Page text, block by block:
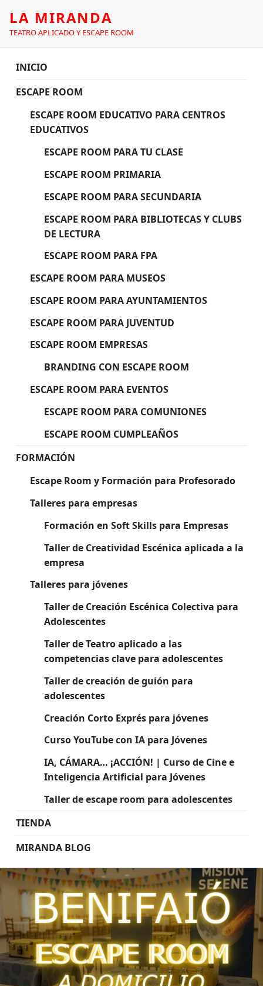
LA MIRANDA
TEATRO APLICADO Y ESCAPE ROOM
INICIO
ESCAPE ROOM
ESCAPE ROOM EDUCATIVO PARA CENTROS
EDUCATIVOS
ESCAPE ROOM PARA TU CLASE
ESCAPE ROOM PRIMARIA
ESCAPE ROOM PARA SECUNDARIA
ESCAPE ROOM PARA BIBLIOTECAS Y CLUBS
DE LECTURA
ESCAPE ROOM PARA FPA
ESCAPE ROOM PARA MUSEOS
ESCAPE ROOM PARA AYUNTAMIENTOS
ESCAPE ROOM PARA JUVENTUD
ESCAPE ROOM EMPRESAS
BRANDING CON ESCAPE ROOM
ESCAPE ROOM PARA EVENTOS
ESCAPE ROOM PARA COMUNIONES
ESCAPE ROOM CUMPLEAÑOS
FORMACIÓN
Escape Room y Formación para Profesorado
Talleres para empresas
Formación en Soft Skills para Empresas
Taller de Creatividad Escénica aplicada a la
empresa
Talleres para jóvenes
Taller de Creación Escénica Colectiva para
Adolescentes
Taller de Teatro aplicado a las
competencias clave para adolescentes
Taller de creación de guión para
adolescentes
Creación Corto Exprés para jóvenes
Curso YouTube con IA para Jóvenes
IA, CÁMARA… ¡ACCIÓN! | Curso de Cine e
Inteligencia Artificial para Jóvenes
Taller de escape room para adolescentes
TIENDA
MIRANDA BLOG